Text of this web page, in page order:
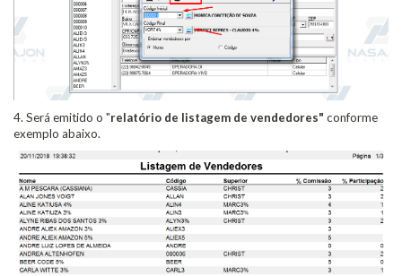
4. Será emitido o "relatório de listagem de vendedores" conforme
exemplo abaixo.